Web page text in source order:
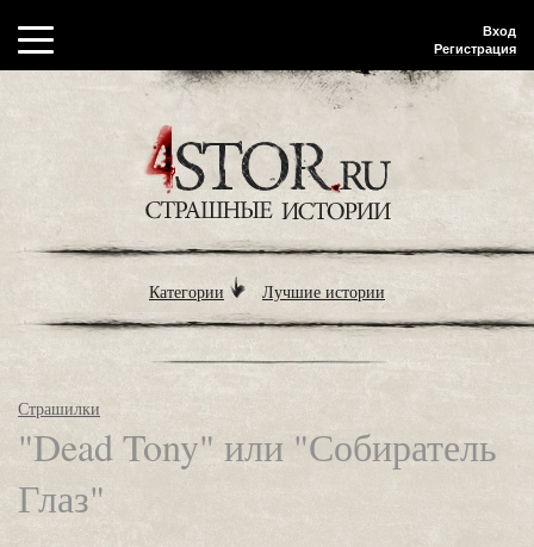
Вход
Регистрация
Категории Лучшие истории
Страшилки
"Dead Tony" или "Собиратель
Глаз"